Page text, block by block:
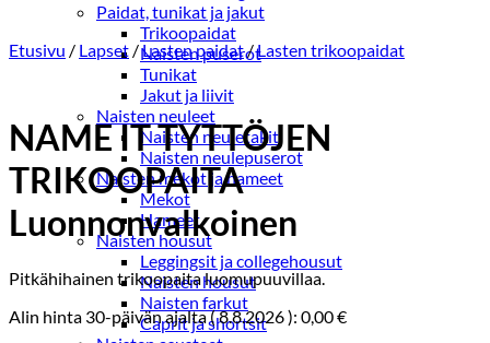
Paidat, tunikat ja jakut
Trikoopaidat
Naisten puserot
Tunikat
Jakut ja liivit
Naisten neuleet
Naisten neuletakit
Naisten neulepuserot
Naisten mekot ja hameet
Mekot
Hameet
Naisten housut
Leggingsit ja collegehousut
Naisten housut
Naisten farkut
Caprit ja shortsit
Etusivu / Lapset /Lasten paidat/Lasten trikoopaidat
NAME IT TYTTÖJEN
TRIKOOPAITA
Luonnonvalkoinen
Pitkähihainen trikoopaita luomupuuvillaa.
Alin hinta 30-päivän ajalta (8.8.2026): 0,00€